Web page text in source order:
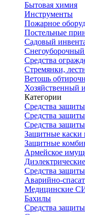
Бытовая химия
Инструменты
Пожарное
Постельные
Садовый
Средства
Стремянки,
Ветошь
Хозяйственный
Категории
Средства
Средства
Средства
Защитные каски
Защитные
Армейское
Средства
Аварийно-
Медицинские
Бахилы
Средства